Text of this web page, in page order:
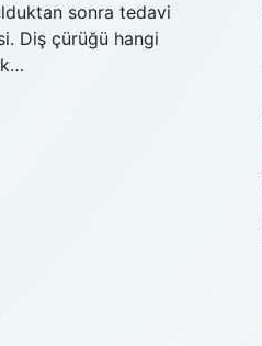
sonra tedavi
Diş çürüğü hangi